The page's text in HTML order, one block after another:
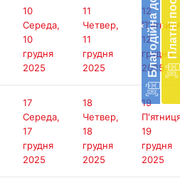
‹ ‹
10
Середа,
10
грудня
2025
11
Четвер,
11
грудня
2025
12
12
грудня
2025
17
Середа,
17
грудня
2025
18
Четвер,
18
грудня
2025
19
19
грудня
2025